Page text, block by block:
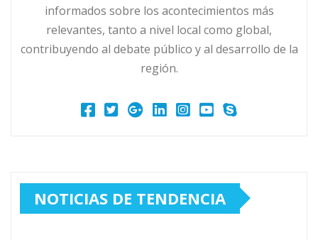
informados sobre los acontecimientos más
relevantes, tanto a nivel local como global,
contribuyendo al debate público y al desarrollo de la
región.
NOTICIAS DE TENDENCIA